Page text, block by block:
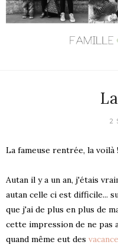
2
La fameuse rentrée, la voilà !
Autan il y a un an, j'étais
autan celle ci est difficile...
que j'ai de plus en plus de
cette impression de ne pas
quand même eut des